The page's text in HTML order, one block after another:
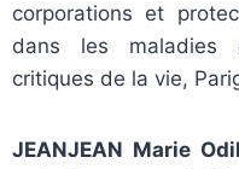
corporations et
dans les maladies
critiques de la vie,
JEANJEAN Marie